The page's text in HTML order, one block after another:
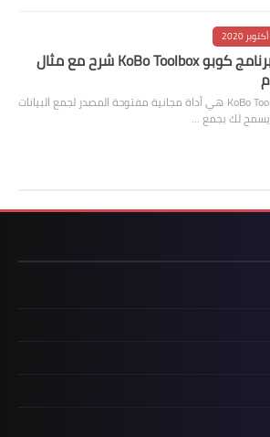
ما هو برنامج كوبو KoBo Toolbox شرح مع مثال
ما هو KoBo Toolbox ؟ KoBo Toolbox هي أداة مجانية مفتوحة المصدر لجمع البيانات
يسمح لك بجمع …